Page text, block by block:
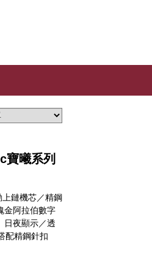
寶曦系列
鏈機芯／精鋼
金阿拉伯數字
日夜顯示／透
配精鋼針扣